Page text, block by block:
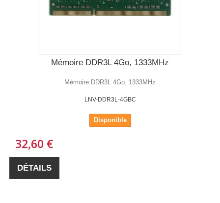
Mémoire DDR3L 4Go, 1333MHz
Mémoire DDR3L 4Go, 1333MHz
LNV-DDR3L-4GBC
Disponible
32,60 €
DÉTAILS